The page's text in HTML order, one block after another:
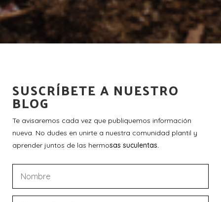
SUSCRÍBETE A NUESTRO
BLOG
Te avisaremos cada vez que publiquemos información
nueva. No dudes en unirte a nuestra comunidad plantil y
aprender juntos de las hermosas suculentas.